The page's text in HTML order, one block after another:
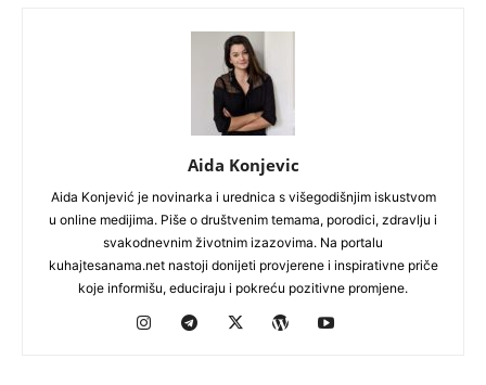
Aida Konjevic
Aida Konjević je novinarka i urednica s višegodišnjim iskustvom
u online medijima. Piše o društvenim temama, porodici, zdravlju i
svakodnevnim životnim izazovima. Na portalu
kuhajtesanama.net nastoji donijeti provjerene i inspirativne priče
koje informišu, educiraju i pokreću pozitivne promjene.